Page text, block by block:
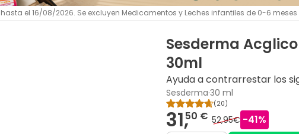
el 16/08/2026. Se excluyen Medicamentos y Leches infantiles de 0-6
Sesderma
30ml
Ayuda a contrarrestar los
Sesderma·30 ml
(20)
31,50 € 52,95€ -41%